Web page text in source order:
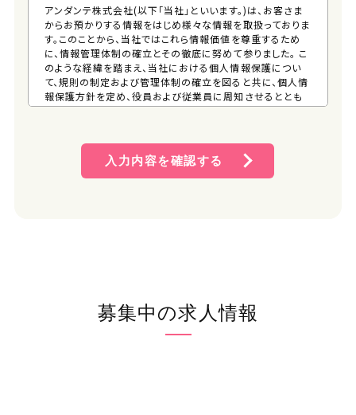
アンダンテ株式会社(以下「当社」といいます。)は、お客さま
からお預かりする情報をはじめ様々な情報を取扱っておりま
す。このことから、当社ではこれら情報価値を尊重するため
に、情報管理体制の確立とその徹底に努めて参りました。 こ
のような経緯を踏まえ、当社における個人情報保護につい
て、規則の制定および管理体制の確立を図ると共に、個人情
報保護方針を定め、役員および従業員に周知させるととも
に、一般の方が、容易に入手できる措置を講じるものとしま
当社は、事業活動において、個人情報をお預かりしている
ことを考慮し、それぞれの業務実態に応じた個人情報保護
のための管理体制を確立すると共に、個人情報の収集、利
入力内容を確認する
募集中の求人情報